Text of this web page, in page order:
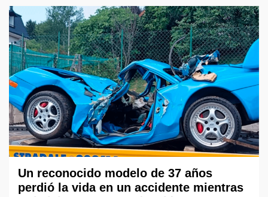
Un reconocido modelo de 37 años
perdió la vida en un accidente mientras